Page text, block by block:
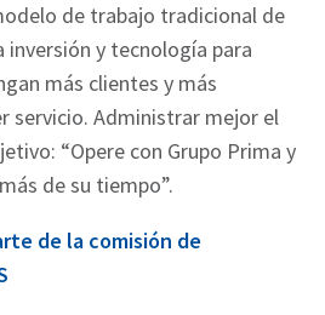
de trabajo tradicional de
y tecnología para
más clientes y más
servicio. Administrar mejor el
“Opere con Grupo Prima y
de su tiempo”.
de la comisión de